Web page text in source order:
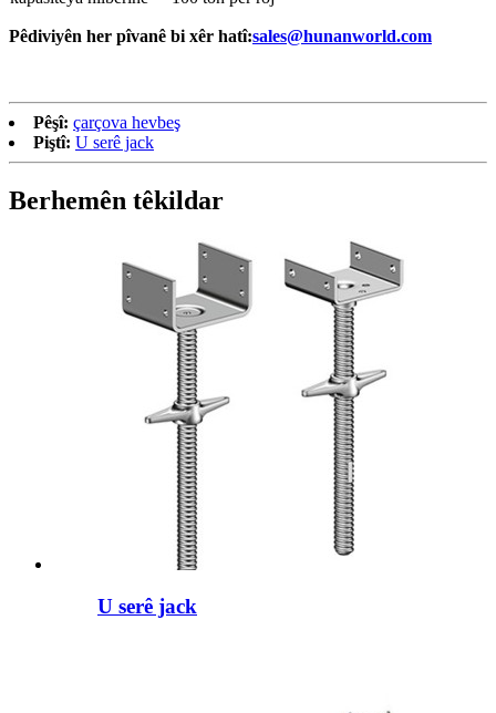
Pêdiviyên her pîvanê bi xêr hatî:sales@hunanworld.com
Pêşî: çarçova hevbeş
Piştî: U serê jack
Berhemên têkildar
U serê jack